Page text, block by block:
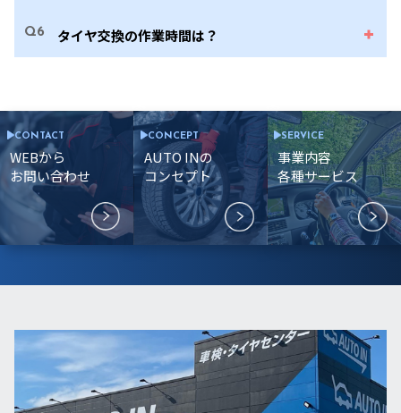
Q6 タイヤ交換の作業時間は？
CONTACT
WEBから
お問い合わせ
CONCEPT
AUTO INの
コンセプト
SERVICE
事業内容
各種サービス